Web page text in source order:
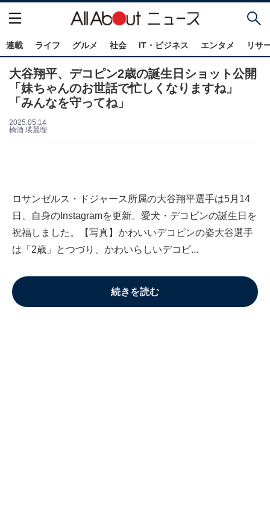
連載 ライフ グルメ 社会 IT・ビジネス エンタメ リサ
大谷翔平、デコピン2歳の誕生日ショット公開
「妹ちゃんのお世話で忙しくなりますね」
「みんなを守ってね」
2025.05.14
橋酒 瑛麗瑠
ロサンゼルス・ドジャース所属の大谷翔平選手は5月14
日、自身のInstagramを更新。愛犬・デコピンの誕生日を
祝福しました。【写真】かわいいデコピンの姿大谷選手
は「2歳」とつづり、かわいらしいデコピ...
続きを読む